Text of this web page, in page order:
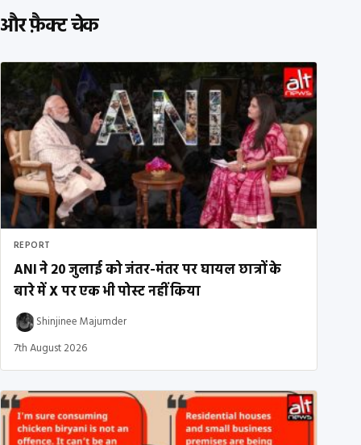
और फ़ैक्ट चेक
REPORT
ANI ने 20 जुलाई को जंतर-मंतर पर घायल छात्रों के
बारे में X पर एक भी पोस्ट नहीं किया
Shinjinee Majumder
7th August 2026